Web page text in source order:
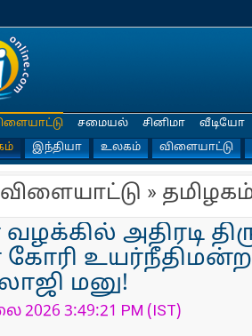
இந்தியா உலகம் விளையாட்டு
சமையல் சினிமா வீடியோ
»
வழக்கில் அதிரடி
மனு!
3:49:21 PM (IST)